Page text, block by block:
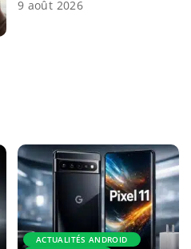
9 août 2026
ACTUALITÉS ANDROID